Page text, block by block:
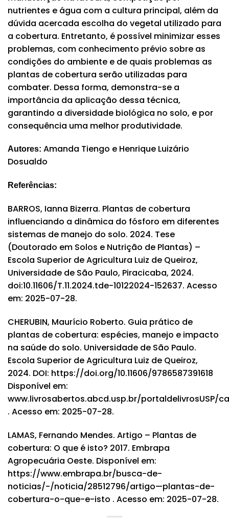
nutrientes e água com a cultura principal, além da
dúvida acercada escolha do vegetal utilizado para
a cobertura. Entretanto, é possível minimizar esses
problemas, com conhecimento prévio sobre as
condições do ambiente e de quais problemas as
plantas de cobertura serão utilizadas para
combater. Dessa forma, demonstra-se a
importância da aplicação dessa técnica,
garantindo a diversidade biológica no solo, e por
consequência uma melhor produtividade.
Autores: Amanda Tiengo e Henrique Luizário
Dosualdo
Referências:
BARROS, Ianna Bizerra. Plantas de cobertura
influenciando a dinâmica do fósforo em diferentes
sistemas de manejo do solo. 2024. Tese
(Doutorado em Solos e Nutrição de Plantas) –
Escola Superior de Agricultura Luiz de Queiroz,
Universidade de São Paulo, Piracicaba, 2024.
doi:10.11606/T.11.2024.tde-10122024-152637. Acesso
em: 2025-07-28.
CHERUBIN, Maurício Roberto. Guia prático de
plantas de cobertura: espécies, manejo e impacto
na saúde do solo. Universidade de São Paulo.
Escola Superior de Agricultura Luiz de Queiroz,
2024. DOI: https://doi.org/10.11606/9786587391618
Disponível em:
www.livrosabertos.abcd.usp.br/portaldelivrosUSP/
. Acesso em: 2025-07-28.
LAMAS, Fernando Mendes. Artigo – Plantas de
cobertura: O que é isto? 2017. Embrapa
Agropecuária Oeste. Disponível em:
https://www.embrapa.br/busca-de-
noticias/-/noticia/28512796/artigo—plantas-de-
cobertura-o-que-e-isto . Acesso em: 2025-07-28.